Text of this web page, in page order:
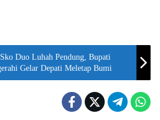
Duo Luhah Pendung, Bupati
Gelar Depati Meletap Bumi